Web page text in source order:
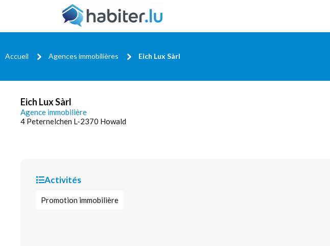
Accueil Agences immobilières Eich Lux Sàrl
Eich Lux Sàrl
Agence immobilière
4 Peternelchen L-2370 Howald
Activités
Promotion immobilière